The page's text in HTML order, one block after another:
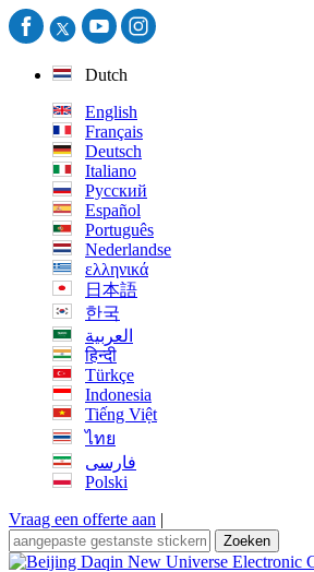
Dutch
English
Français
Deutsch
Italiano
Русский
Español
Português
Nederlandse
ελληνικά
日本語
한국
العربية
हिन्दी
Türkçe
Indonesia
Tiếng Việt
ไทย
فارسی
Polski
Vraag een offerte aan |
Zoeken